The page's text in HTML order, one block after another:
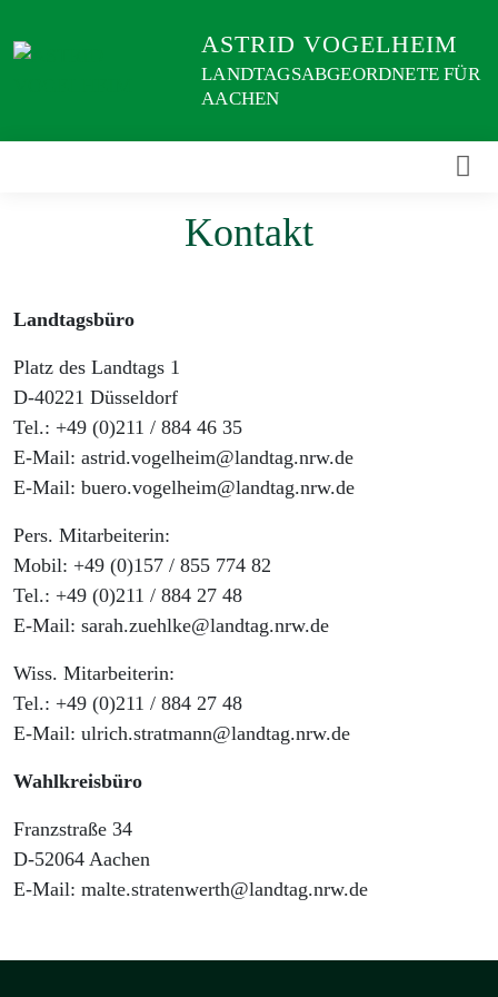
zum
ASTRID VOGELHEIM
LANDTAGSABGEORDNETE FÜR
AACHEN
Kontakt
Landtagsbüro
Platz des Landtags 1
D-40221 Düsseldorf
Tel.: +49 (0)211 / 884 46 35
E-Mail: astrid.vogelheim@landtag.nrw.de
E-Mail: buero.vogelheim@landtag.nrw.de
Pers. Mitarbeiterin:
Mobil: +49 (0)157 / 855 774 82
Tel.: +49 (0)211 / 884 27 48
E-Mail: sarah.zuehlke@landtag.nrw.de
Wiss. Mitarbeiterin:
Tel.: +49 (0)211 / 884 27 48
E-Mail: ulrich.stratmann@landtag.nrw.de
Wahlkreisbüro
Franzstraße 34
D-52064 Aachen
E-Mail: malte.stratenwerth@landtag.nrw.de